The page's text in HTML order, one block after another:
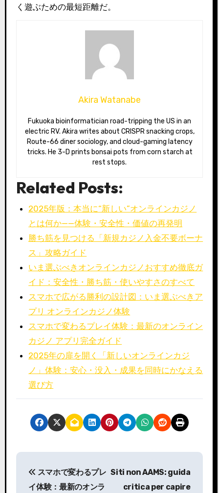
く遊ぶための最短距離だ。
Akira Watanabe
Fukuoka bioinformatician road-tripping the US in an
electric RV. Akira writes about CRISPR snacking crops,
Route-66 diner sociology, and cloud-gaming latency
tricks. He 3-D prints bonsai pots from corn starch at
rest stops.
Related Posts:
2025年版：本当に“新しい”オンラインカジノ
とは何か——体験・安全性・価値の再発明
勝ち筋を見つける「新規カジノ入金不要ボーナ
ス」攻略ガイド
いま選ぶべきオンラインカジノおすすめ徹底ガ
イド：安全性・勝ち筋・使いやすさのすべて
スマホで広がる勝利の設計図：いま選ぶべきア
プリ オンラインカジノ体験
スマホで変わるプレイ体験：最新のオンライン
カジノ アプリ完全ガイド
2025年の扉を開く「新しいオンラインカジ
ノ」体験：安心・没入・成果を同時にかなえる
選び方
P
スマホで変わるプレ
イ体験：最新のオンラ
Siti non AAMS: guida
critica per capire